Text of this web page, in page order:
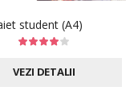
student (A4)
VEZI DETALII